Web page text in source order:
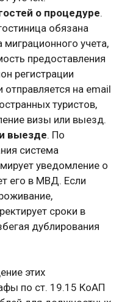
о процедуре.
обязана
миграционного учета,
предоставления
регистрации
отправляется на email
туристов,
визы или выезд.
выезде. По
система
уведомление о
его в МВД. Если
сроки в
дублирования
этих
по ст. 19.15 КоАП